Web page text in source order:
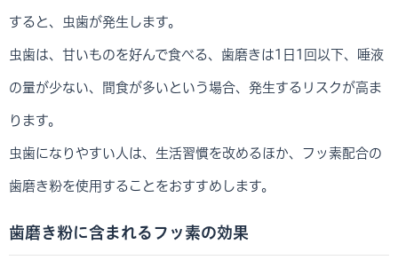
すると、虫歯が発生します。
虫歯は、甘いものを好んで食べる、歯磨きは1日1回以下、唾液
の量が少ない、間食が多いという場合、発生するリスクが高ま
ります。
虫歯になりやすい人は、生活習慣を改めるほか、フッ素配合の
歯磨き粉を使用することをおすすめします。
歯磨き粉に含まれるフッ素の効果